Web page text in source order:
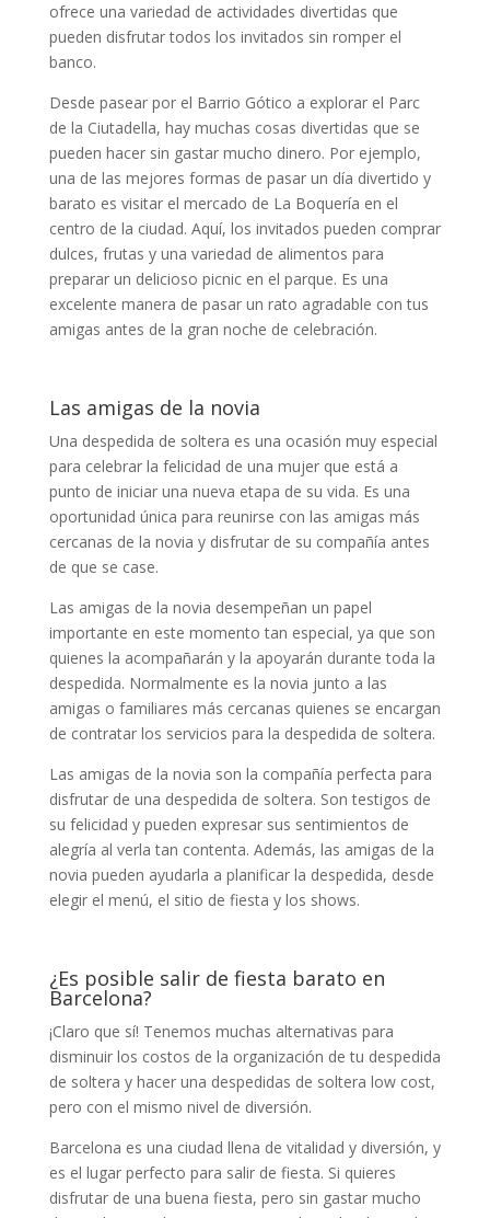
ofrece una variedad de actividades divertidas que
pueden disfrutar todos los invitados sin romper el
banco.
Desde pasear por el Barrio Gótico a explorar el Parc
de la Ciutadella, hay muchas cosas divertidas que se
pueden hacer sin gastar mucho dinero. Por ejemplo,
una de las mejores formas de pasar un día divertido y
barato es visitar el mercado de La Boquería en el
centro de la ciudad. Aquí, los invitados pueden comprar
dulces, frutas y una variedad de alimentos para
preparar un delicioso picnic en el parque. Es una
excelente manera de pasar un rato agradable con tus
amigas antes de la gran noche de celebración.
Las amigas de la novia
Una despedida de soltera es una ocasión muy especial
para celebrar la felicidad de una mujer que está a
punto de iniciar una nueva etapa de su vida. Es una
oportunidad única para reunirse con las amigas más
cercanas de la novia y disfrutar de su compañía antes
de que se case.
Las amigas de la novia desempeñan un papel
importante en este momento tan especial, ya que son
quienes la acompañarán y la apoyarán durante toda la
despedida. Normalmente es la novia junto a las
amigas o familiares más cercanas quienes se encargan
de contratar los servicios para la despedida de soltera.
Las amigas de la novia son la compañía perfecta para
disfrutar de una despedida de soltera. Son testigos de
su felicidad y pueden expresar sus sentimientos de
alegría al verla tan contenta. Además, las amigas de la
novia pueden ayudarla a planificar la despedida, desde
elegir el menú, el sitio de fiesta y los shows.
¿Es posible salir de fiesta barato en
Barcelona?
¡Claro que sí! Tenemos muchas alternativas para
disminuir los costos de la organización de tu despedida
de soltera y hacer una despedidas de soltera low cost,
pero con el mismo nivel de diversión.
Barcelona es una ciudad llena de vitalidad y diversión, y
es el lugar perfecto para salir de fiesta. Si quieres
disfrutar de una buena fiesta, pero sin gastar mucho